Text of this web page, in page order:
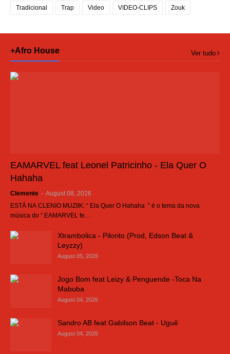
Tradicional Trap Video VIDEO-CLIPS Zouk
+Afro House Ver tudo
EAMARVEL feat Leonel Patricinho - Ela Quer O
Hahaha
Clemente - August 08, 2026
ESTÁ NA CLENIO MUZIIK: “ Ela Quer O Hahaha ” é o tema da nova
música do “ EAMARVEL fe…
Xtrambolica - Pilorito (Prod, Edson Beat &
Leyzzy)
August 05, 2026
Jogo Bom feat Leizy & Penguende -Toca Na
Mabuba
August 04, 2026
Sandro AB feat Gabilson Beat - Uguê
August 04, 2026